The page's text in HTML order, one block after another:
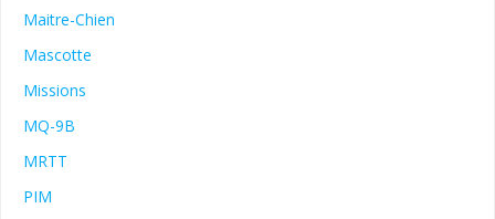
Maitre-Chien
Mascotte
Missions
MQ-9B
MRTT
PIM